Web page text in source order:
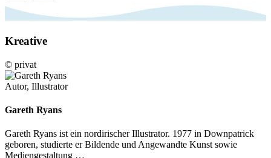
Kreative
© privat
Autor, Illustrator
Gareth Ryans
Gareth Ryans ist ein nordirischer Illustrator. 1977 in Downpatrick
geboren, studierte er Bildende und Angewandte Kunst sowie
Mediengestaltung …